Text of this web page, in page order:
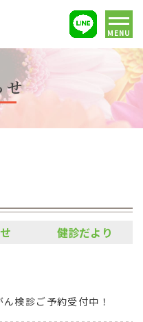
MENU
せ
健診だより
検診ご予約受付中！